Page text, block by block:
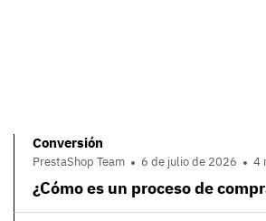
Conversión
PrestaShop Team 6 de julio de 2026 4
¿Cómo es un proceso de